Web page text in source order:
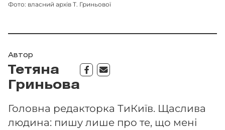
Фото: власний архів Т. Гриньової
Автор
Тетяна
Гриньова
Головна редакторка ТиКиїв. Щаслива
людина: пишу лише про те, що мені